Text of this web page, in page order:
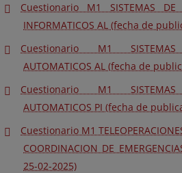
Cuestionario M1 SISTEMAS DE
INFORMATICOS AL (fecha de
Cuestionario M1 SISTEMAS
AUTOMATICOS AL (fecha de
Cuestionario M1 SISTEMAS
AUTOMATICOS PI (fecha de
Cuestionario M1
COORDINACION DE
25-02-2025)